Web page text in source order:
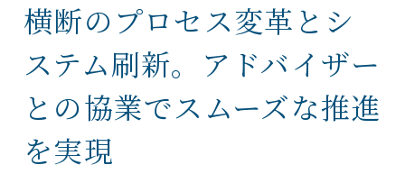
横断のプロセス変革とシ
ステム刷新。アドバイザー
との協業でスムーズな推進
を実現